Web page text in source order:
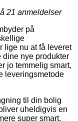
21 anmeldelser
på
lige nu at få leveret
dine nye produkter
jo temmelig smart,
leveringsmetode
til din bolig
uheldigvis en
super smart.